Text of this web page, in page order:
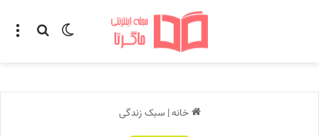
تغییر پوسته
خانه| سبک زندگی